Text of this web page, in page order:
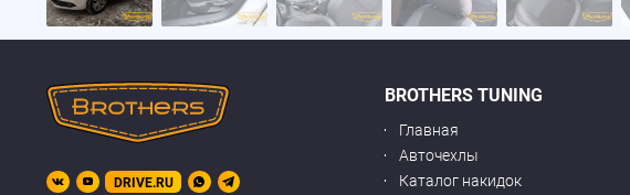
DRIVE.RU
BROTHERS TUNING
Главная
Авточехлы
Каталог накидок